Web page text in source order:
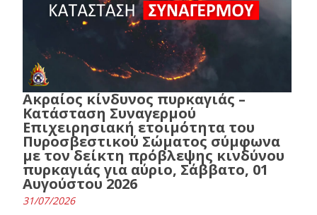
Ακραίος κίνδυνος πυρκαγιάς –
Κατάσταση Συναγερμού
Επιχειρησιακή ετοιμότητα του
Πυροσβεστικού Σώματος σύμφωνα
με τον δείκτη πρόβλεψης κινδύνου
πυρκαγιάς για αύριο, Σάββατο, 01
Αυγούστου 2026
31/07/2026